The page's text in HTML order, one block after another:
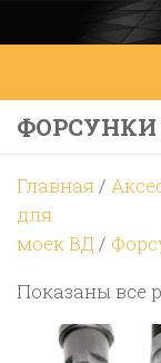
Перейти к
ФОРСУНКИ
Главная/
для
моек ВД /
Показаны все